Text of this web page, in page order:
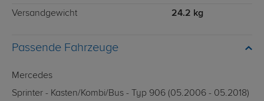
Versandgewicht 24.2 kg
Passende Fahrzeuge
Mercedes
Sprinter - Kasten/Kombi/Bus - Typ 906 (05.2006 - 05.2018)